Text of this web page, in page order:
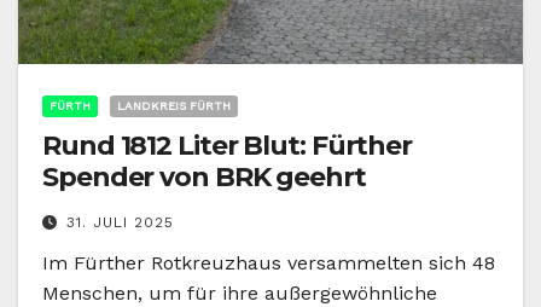
FÜRTH LANDKREIS FÜRTH
Rund 1812 Liter Blut: Fürther
Spender von BRK geehrt
31. JULI 2025
Im Fürther Rotkreuzhaus versammelten sich 48
Menschen, um für ihre außergewöhnliche